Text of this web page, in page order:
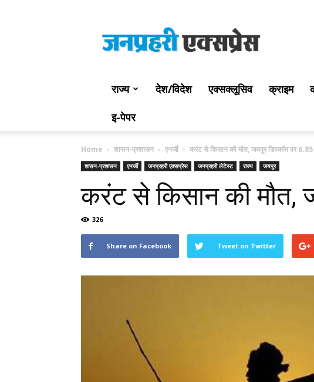
Prahari
Express
राज्य देश/विदेश एक्सक्लूसिव क्राइम
इ-पेपर
Home शासन-प्रशासन एनर्जी करंट से किसान की मौत, जयपुर डिस्कॉम पर 6.85
शासन-प्रशासन एनर्जी जनप्रहरी एक्सप्रेस जनप्रहरी लेटेस्ट राज्य जयपुर
करंट से किसान की मौत,
326
Share on Facebook Tweet on Twitter